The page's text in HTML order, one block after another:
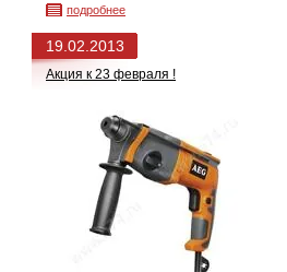
подробнее
19.02.2013
Акция к 23 февраля !